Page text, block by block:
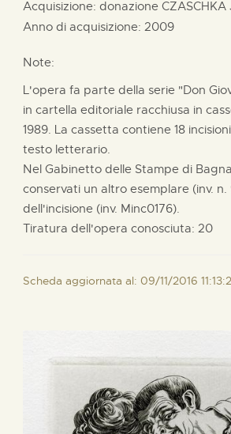
Acquisizione: donazione
Anno di acquisizione: 2009
Note:
L'opera fa parte della serie "Don
in cartella editoriale racchiusa in
1989. La cassetta contiene 18
testo letterario.
Nel Gabinetto delle Stampe di
conservati un altro esemplare (inv. n.
dell'incisione (inv. Minc0176).
Tiratura dell'opera conosciuta: 20
Scheda aggiornata al: 09/11/2016